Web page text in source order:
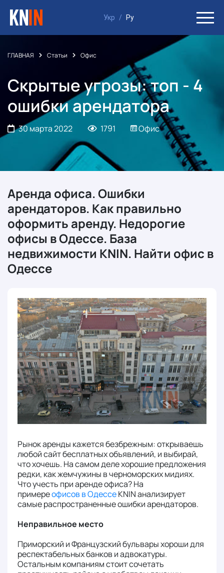
Укр / Ру
ГЛАВНАЯ Статьи Офис
Скрытые угрозы: топ - 4
ошибки арендатора
30 марта 2022 1791 Офис
Аренда офиса. Ошибки
арендаторов. Как правильно
оформить аренду. Недорогие
офисы в Одессе. База
недвижимости KNIN. Найти офис в
Одессе
Рынок аренды кажется безбрежным: открываешь
любой сайт бесплатных объявлений, и выбирай,
что хочешь. На самом деле хорошие предложения
редки, как жемчужины в черноморских мидиях.
Что учесть при аренде офиса? На
примереофисов в ОдессеKNIN анализирует
самые распространенные ошибки арендаторов.
Неправильное место
Приморский и Французский бульвары хороши для
респектабельных банков и адвокатуры.
Остальным компаниям стоит сочетать